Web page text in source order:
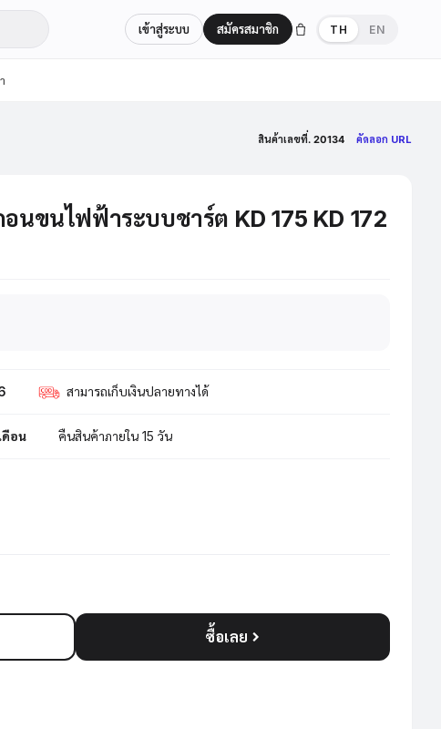
เข้าสู่ระบบ สมัครสมาชิก TH EN
สินค้าเลขที่. 20134 คัดลอก URL
นขนไฟฟ้าระบบชาร์ต KD 175 KD 172
สามารถเก็บเงินปลายทางได้
ดือน คืนสินค้าภายใน 15 วัน
ซื้อเลย